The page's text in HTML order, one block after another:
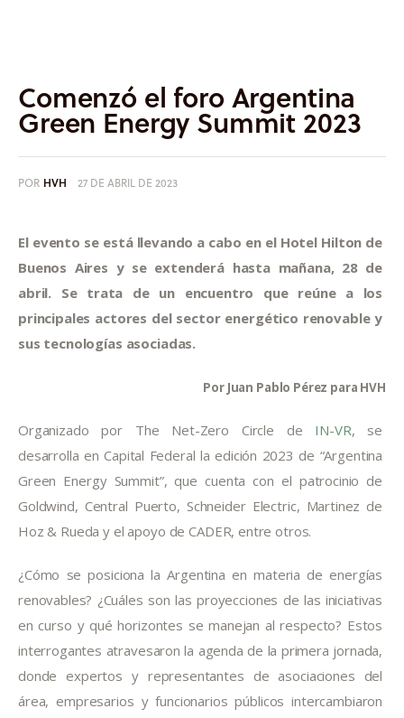
Comenzó el foro Argentina
Green Energy Summit 2023
POR HVH 27 DE ABRIL DE 2023
El evento se está llevando a cabo en el Hotel Hilton de
Buenos Aires y se extenderá hasta mañana, 28 de
abril. Se trata de un encuentro que reúne a los
principales actores del sector energético renovable y
sus tecnologías asociadas.
Por Juan Pablo Pérez para HVH
Organizado por The Net-Zero Circle de IN-VR, se
desarrolla en Capital Federal la edición 2023 de “Argentina
Green Energy Summit”, que cuenta con el patrocinio de
Goldwind, Central Puerto, Schneider Electric, Martinez de
Hoz & Rueda y el apoyo de CADER, entre otros.
¿Cómo se posiciona la Argentina en materia de energías
renovables? ¿Cuáles son las proyecciones de las iniciativas
en curso y qué horizontes se manejan al respecto? Estos
interrogantes atravesaron la agenda de la primera jornada,
donde expertos y representantes de asociaciones del
área, empresarios y funcionarios públicos intercambiaron